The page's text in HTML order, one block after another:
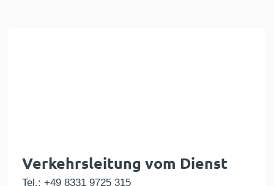
Verkehrsleitung vom Dienst
Tel.: +49 8331 9725 315